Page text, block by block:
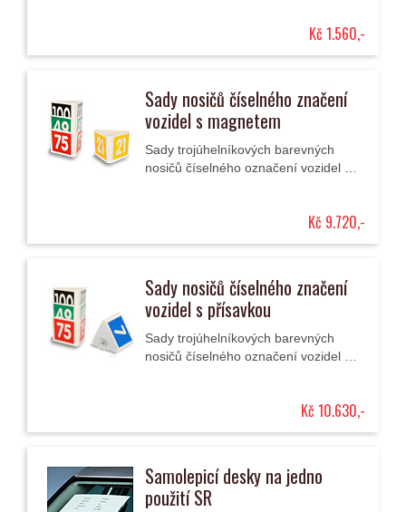
Kč 1.560,-
Sady nosičů číselného značení
vozidel s magnetem
Sady trojúhelníkových barevných
nosičů číselného označení vozidel s
Kč 9.720,-
Sady nosičů číselného značení
vozidel s přísavkou
Sady trojúhelníkových barevných
nosičů číselného označení vozidel s
Kč 10.630,-
Samolepicí desky na jedno
použití SR